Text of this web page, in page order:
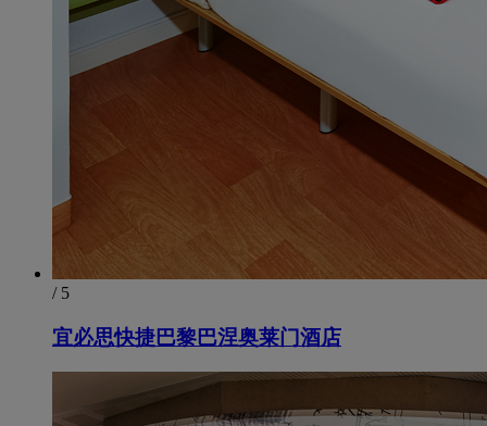
/ 5
宜必思快捷巴黎巴涅奥莱门酒店